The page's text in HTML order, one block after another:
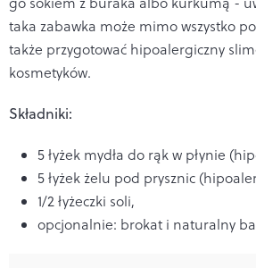
taka zabawka może mimo wszystko
także przygotować hipoalergiczny
kosmetyków.
Składniki:
5 łyżek mydła do rąk w płynie
5 łyżek żelu pod prysznic
1/2 łyżeczki soli,
opcjonalnie: brokat i naturalny